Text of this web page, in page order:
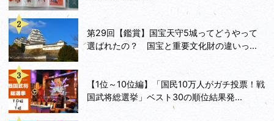
第29回【鑑賞】国宝天守5城ってどうやって
選ばれたの？ 国宝と重要文化財の違いっ...
【1位～10位編】「国民10万人がガチ投票！戦
国武将総選挙」ベスト30の順位結果発...